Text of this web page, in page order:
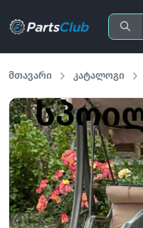
მთავარი კატალოგი